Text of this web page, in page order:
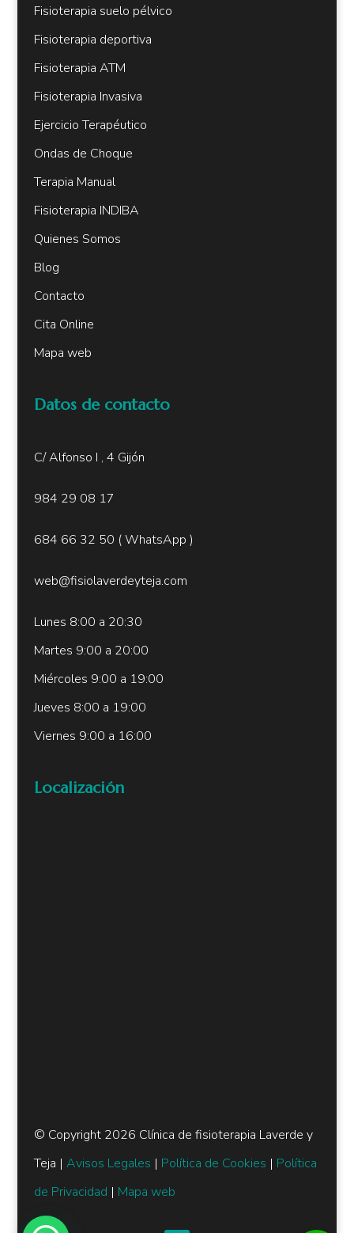
Fisioterapia suelo pélvico
Fisioterapia deportiva
Fisioterapia ATM
Fisioterapia Invasiva
Ejercicio Terapéutico
Ondas de Choque
Terapia Manual
Fisioterapia INDIBA
Quienes Somos
Blog
Contacto
Cita Online
Mapa web
Datos de contacto
C/ Alfonso I , 4 Gijón
984 29 08 17
684 66 32 50 ( WhatsApp )
web@fisiolaverdeyteja.com
Lunes 8:00 a 20:30
Martes 9:00 a 20:00
Miércoles 9:00 a 19:00
Jueves 8:00 a 19:00
Viernes 9:00 a 16:00
Localización
© Copyright 2026 Clínica de fisioterapia Laverde y
Teja | Avisos Legales | Política de Cookies | Política
de Privacidad | Mapa web